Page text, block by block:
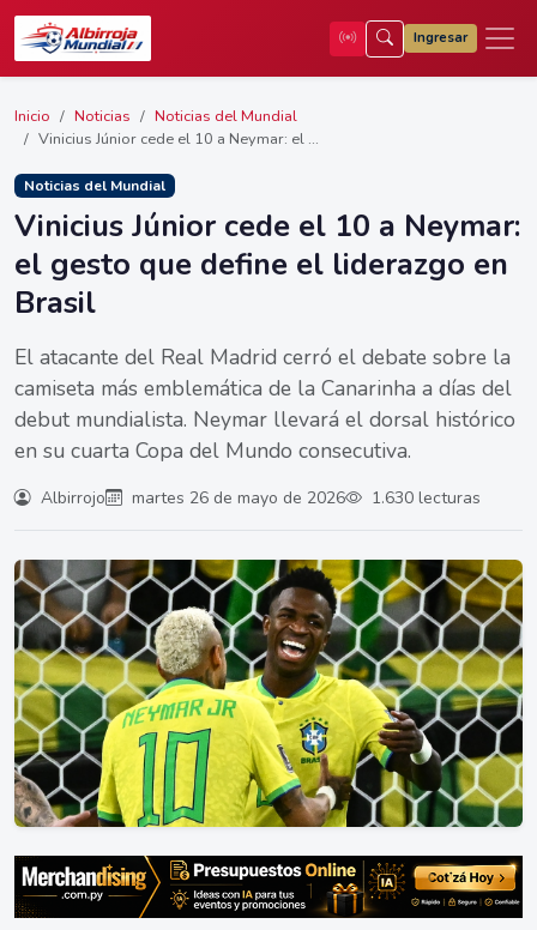
Ingresar
Inicio Noticias
Noticias del Mundial
Vinicius Júnior cede el 10 a Neymar: el ...
Noticias del Mundial
Vinicius Júnior cede el 10 a Neymar:
el gesto que define el liderazgo en
Brasil
El atacante del Real Madrid cerró el debate sobre la
camiseta más emblemática de la Canarinha a días del
debut mundialista. Neymar llevará el dorsal histórico
en su cuarta Copa del Mundo consecutiva.
Albirrojo martes 26 de mayo de 2026 1.630 lecturas